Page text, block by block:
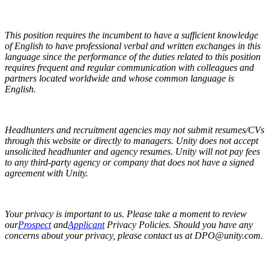
This position requires the incumbent to have a sufficient knowledge
of English to have professional verbal and written exchanges in this
language since the performance of the duties related to this position
requires frequent and regular communication with colleagues and
partners located worldwide and whose common language is
English.
Headhunters and recruitment agencies may not submit resumes/CVs
through this website or directly to managers. Unity does not accept
unsolicited headhunter and agency resumes. Unity will not pay fees
to any third-party agency or company that does not have a signed
agreement with Unity.
Your privacy is important to us. Please take a moment to review
ourProspectandApplicantPrivacy Policies. Should you have any
concerns about your privacy, please contact us at DPO@unity.com.